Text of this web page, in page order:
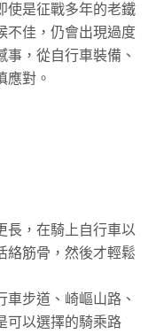
使是征戰多年的老鐵
不佳，仍會出現過度
，從自行車裝備、
應對。
長，在騎上自行車以
絡筋骨，然後才輕鬆
步道、崎嶇山路、
可以選擇的騎乘路